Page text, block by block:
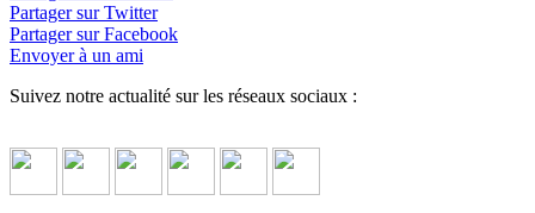
Partager sur Twitter
Partager sur Facebook
Envoyer à un ami
Suivez notre actualité sur les réseaux sociaux :